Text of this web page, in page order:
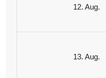
12. Aug.
13. Aug.